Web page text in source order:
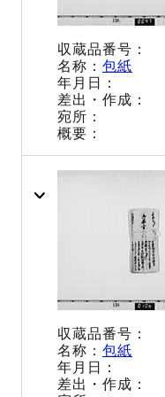
包紙
包紙